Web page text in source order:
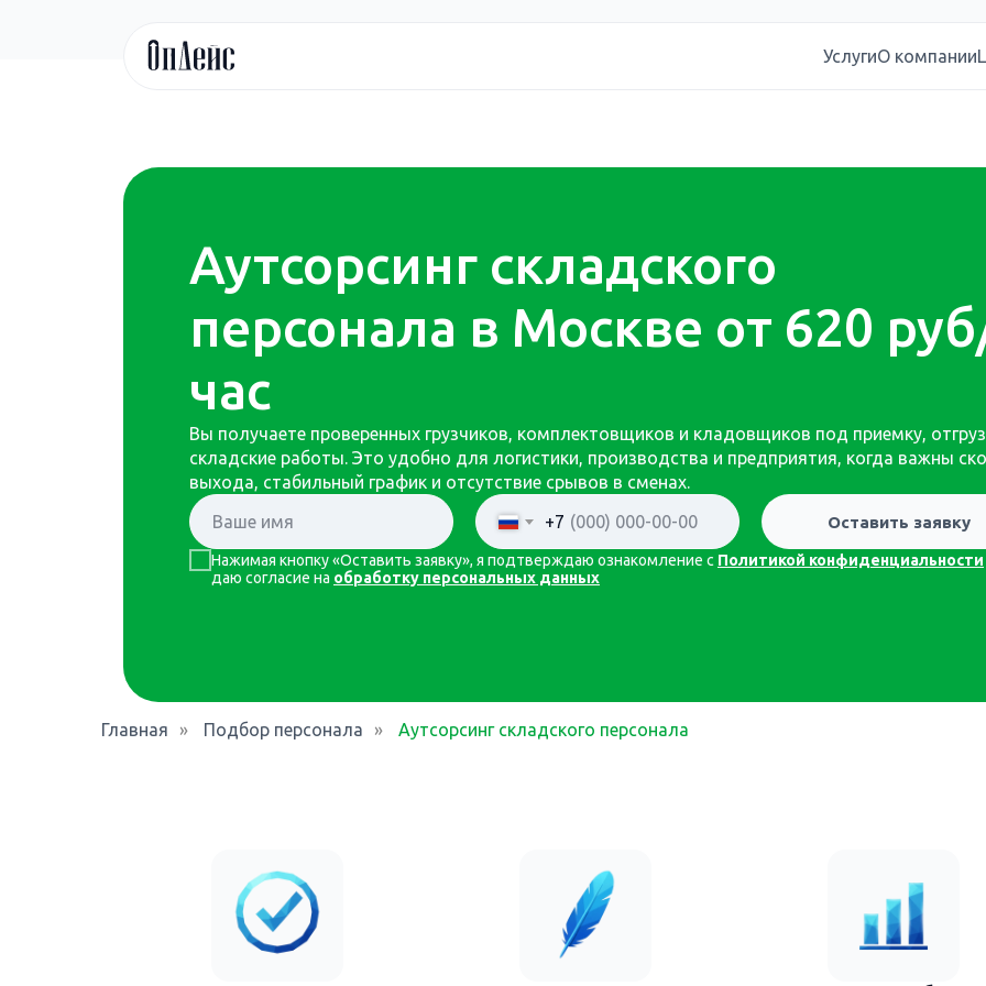
УслугиО компании
Аутсорсинг складского
персонала в Москве от 620
час
Вы получаете проверенных грузчиков, комплектовщиков и кладовщиков под приемку,
складские работы. Это удобно для логистики, производства и предприятия, когда важны
выхода, стабильный график и отсутствие срывов в сменах.
+7
Нажимая кнопку «Оставить заявку», я подтверждаю ознакомление с Политикой конфиденциальности
даю согласие на обработку персональных данных
Оставить заявку
Главная » Подбор персонала » Аутсорсинг складского персонала